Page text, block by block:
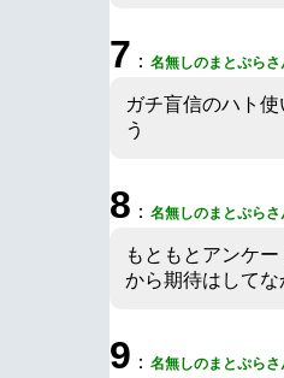
7 ： 名無しのまとぷらさ
ガチ盲信のハト
う
8 ： 名無しのまとぷらさ
もともとアンケ
から期待はして
9 ： 名無しのまとぷらさ